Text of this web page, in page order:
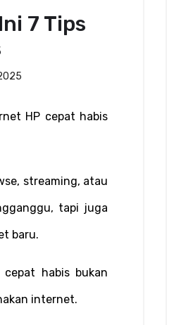
7 Tips
HP cepat habis
streaming, atau
tapi juga
baru.
habis bukan
internet.